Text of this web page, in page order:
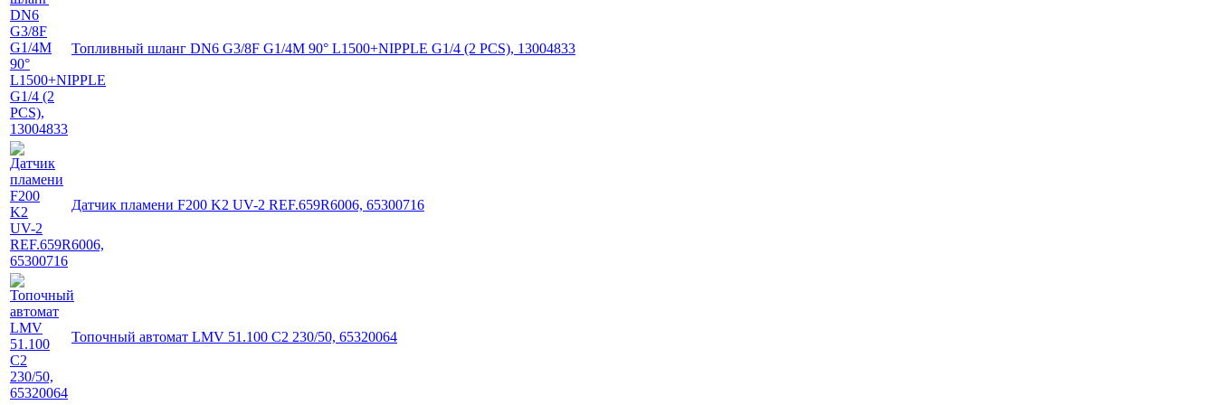
Топливный шланг DN6 G3/8F G1/4M 90° L1500+NIPPLE G1/4 (2 PCS), 13004833
Датчик пламени F200 K2 UV-2 REF.659R6006, 65300716
Топочный автомат LMV 51.100 C2 230/50, 65320064